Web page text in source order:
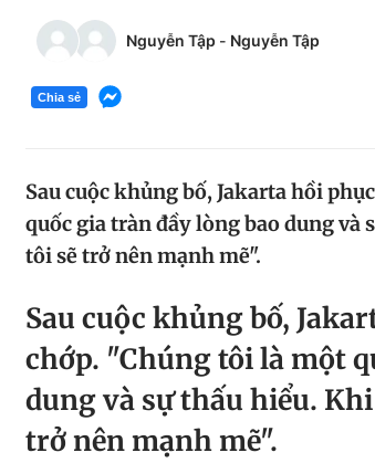
Nguyễn Tập - Nguyễn Tập
Chia sẻ
Sau cuộc khủng bố, Jakarta hồi
quốc gia tràn đầy lòng bao dung
tôi sẽ trở nên mạnh mẽ".
Sau cuộc khủng bố,
chớp. "Chúng tôi là một
dung và sự thấu hiểu.
trở nên mạnh mẽ".